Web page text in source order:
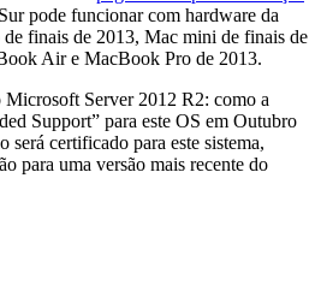
pode funcionar com hardware da
finais de 2013, Mac mini de finais de
Air e MacBook Pro de 2013.
Server 2012 R2: como a
Support” para este OS em Outubro
certificado para este sistema,
para uma versão mais recente do